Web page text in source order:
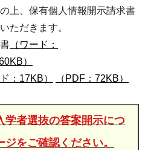
上、保有個人情報開示請求書
ただきます。
（ワード：
）
：17KB） （PDF：72KB）
学者選抜の答案開示につ
をご確認ください。